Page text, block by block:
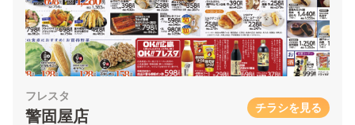
フレスタ
警固屋店 チラシを見る